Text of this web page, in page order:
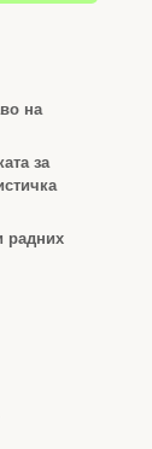
на
за
радних